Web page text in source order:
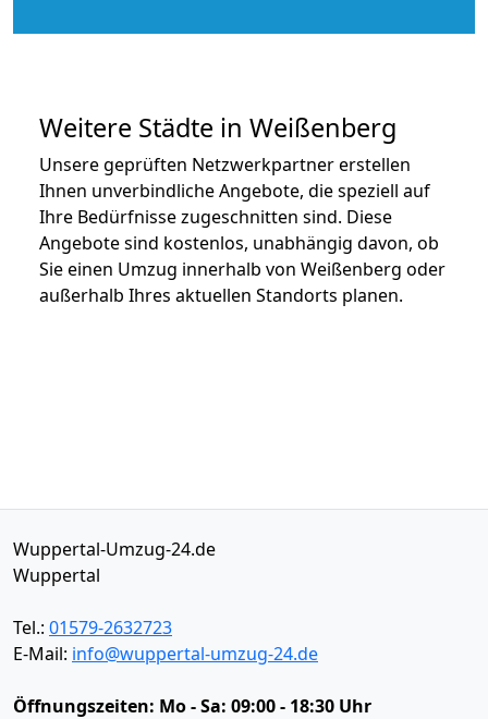
Weitere Städte in Weißenberg
Unsere geprüften Netzwerkpartner erstellen
Ihnen unverbindliche Angebote, die speziell auf
Ihre Bedürfnisse zugeschnitten sind. Diese
Angebote sind kostenlos, unabhängig davon, ob
Sie einen Umzug innerhalb von Weißenberg oder
außerhalb Ihres aktuellen Standorts planen.
Wuppertal-Umzug-24.de
Wuppertal
Tel.: 01579-2632723
E-Mail: info@wuppertal-umzug-24.de
Öffnungszeiten: Mo - Sa: 09:00 - 18:30 Uhr